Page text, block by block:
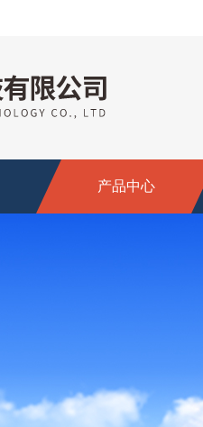
产品中心